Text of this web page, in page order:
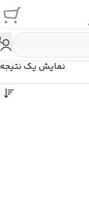
نمایش یک نتیجه